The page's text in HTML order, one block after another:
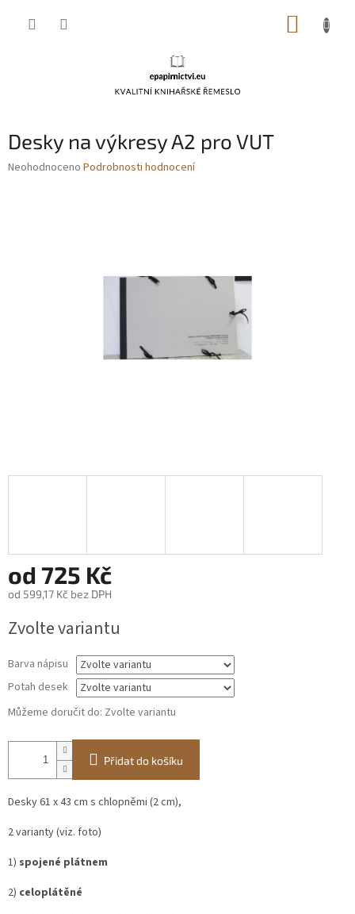
Desky na výkresy A2 pro VUT
Průměrné
Neohodnoceno Podrobnosti hodnocení
od 725 Kč
od 599,17 Kč bez DPH
cena:
Zvolte variantu
Barva nápisu
Potah desek
Můžeme doručit do: Zvolte variantu
Přidat do košíku
Desky 61 x 43 cm s chlopněmi (2 cm),
2 varianty (viz. foto)
1) spojené plátnem
2) celoplátěné